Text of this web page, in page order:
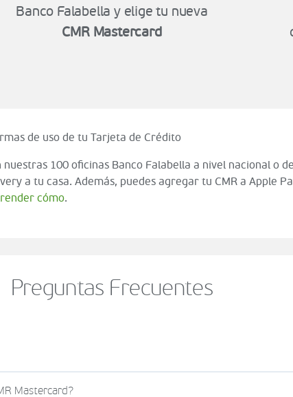
Banco Falabella y elige tu nueva
CMR Mastercard
de uso de tu Tarjeta de Crédito
100 oficinas Banco Falabella a nivel nacional o
a tu casa. Además, puedes agregar tu CMR a Apple
cómo.
Preguntas Frecuentes
Mastercard?